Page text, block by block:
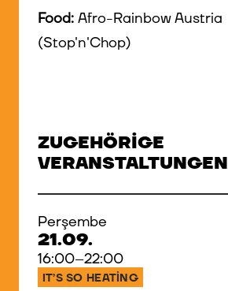
Food: Afro-Rainbow Austria
(Stop'n'Chop)
ZUGEHÖRIGE
VERANSTALTUNGEN
Perşembe
21.09.
16:00–22:00
IT’S SO HEATING